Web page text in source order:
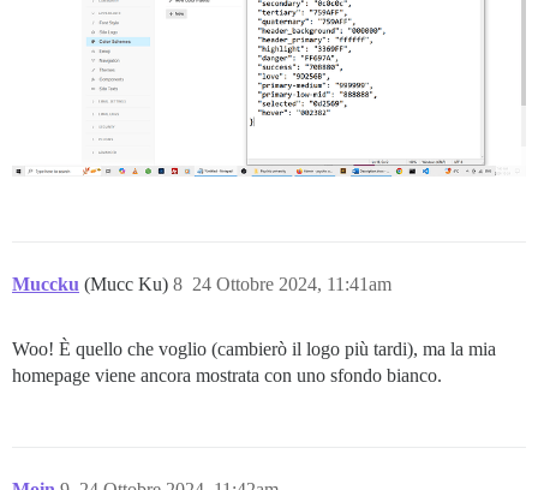
Muccku (Mucc Ku) 24 Ottobre 2024, 11:41am
8
Woo! È quello che voglio (cambierò il logo più tardi), ma la mia
homepage viene ancora mostrata con uno sfondo bianco.